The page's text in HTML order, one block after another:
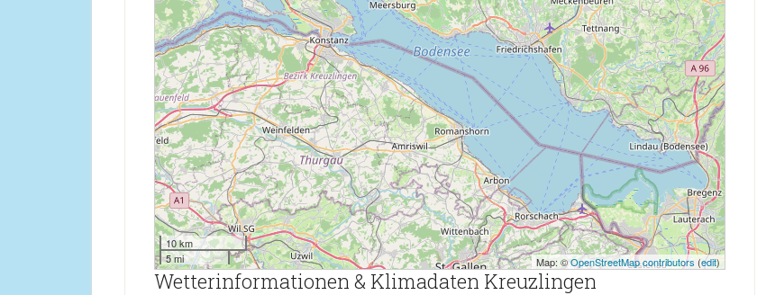
10 km
5 mi
Map: ©OpenStreetMap contributors (edit)
Wetterinformationen & Klimadaten Kreuzlingen